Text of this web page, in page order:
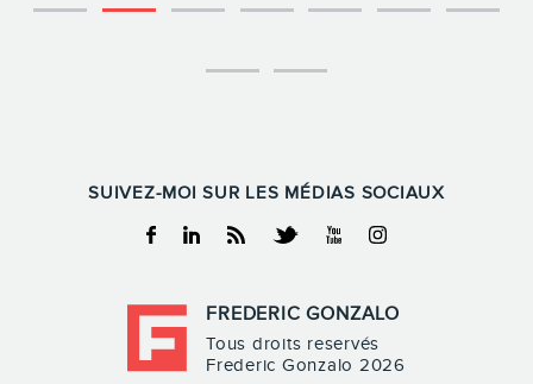
SUIVEZ-MOI SUR LES MÉDIAS SOCIAUX
Facebook
LinkedinRSS TwitterYoutubeInstagram
FREDERIC GONZALO
Tous droits reservés
Frederic Gonzalo 2026